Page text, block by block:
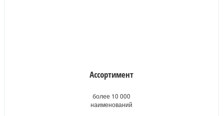
Ассортимент
более 10 000
наименований